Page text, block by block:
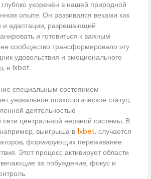
укоренён в нашей природной
опыте. Он развивался веками как
и адаптации, разрешающий
и готовиться к важным
сообщество трансформировало эту
удовольствия и эмоционального
в 1xbet.
специальным состоянием
уникальное психологическое статус,
деятельностью
центральной нервной системы. В
выигрыша в1хbet, случается
формирующих переживание
Этот процесс активирует области
за побуждение, фокус и